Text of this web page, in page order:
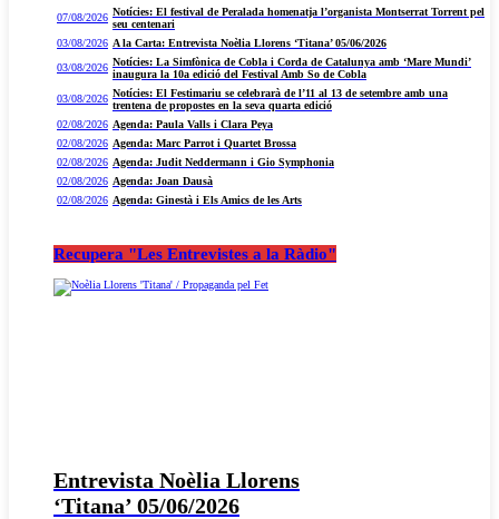
07/08/2026 Notícies: El festival de Peralada homenatja l’organista Montserrat Torrent pel
seu centenari
03/08/2026 A la Carta: Entrevista Noèlia Llorens ‘Titana’ 05/06/2026
03/08/2026 Notícies: La Simfònica de Cobla i Corda de Catalunya amb ‘Mare Mundi’
inaugura la 10a edició del Festival Amb So de Cobla
03/08/2026 Notícies: El Festimariu se celebrarà de l’11 al 13 de setembre amb una
trentena de propostes en la seva quarta edició
02/08/2026 Agenda: Paula Valls i Clara Peya
02/08/2026 Agenda: Marc Parrot i Quartet Brossa
02/08/2026 Agenda: Judit Neddermann i Gio Symphonia
02/08/2026 Agenda: Joan Dausà
02/08/2026 Agenda: Ginestà i Els Amics de les Arts
Recupera "Les Entrevistes a la Ràdio"
Entrevista Noèlia Llorens
‘Titana’ 05/06/2026